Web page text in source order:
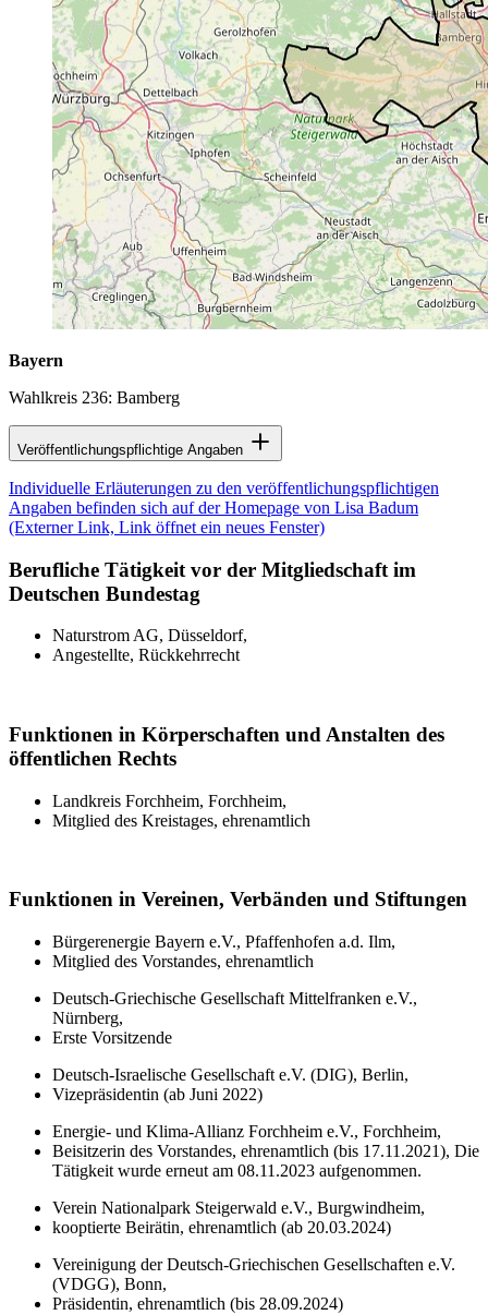
Bayern
Wahlkreis 236: Bamberg
Veröffentlichungspflichtige Angaben
Individuelle Erläuterungen zu den veröffentlichungspflichtigen
Angaben befinden sich auf der Homepage von Lisa Badum
(Externer Link, Link öffnet ein neues Fenster)
Berufliche Tätigkeit vor der Mitgliedschaft im
Deutschen Bundestag
Naturstrom AG, Düsseldorf,
Angestellte, Rückkehrrecht
Funktionen in Körperschaften und Anstalten des
öffentlichen Rechts
Landkreis Forchheim, Forchheim,
Mitglied des Kreistages, ehrenamtlich
Funktionen in Vereinen, Verbänden und Stiftungen
Bürgerenergie Bayern e.V., Pfaffenhofen a.d. Ilm,
Mitglied des Vorstandes, ehrenamtlich
Deutsch-Griechische Gesellschaft Mittelfranken e.V.,
Nürnberg,
Erste Vorsitzende
Deutsch-Israelische Gesellschaft e.V. (DIG), Berlin,
Vizepräsidentin (ab Juni 2022)
Energie- und Klima-Allianz Forchheim e.V., Forchheim,
Beisitzerin des Vorstandes, ehrenamtlich (bis 17.11.2021), Die
Tätigkeit wurde erneut am 08.11.2023 aufgenommen.
Verein Nationalpark Steigerwald e.V., Burgwindheim,
kooptierte Beirätin, ehrenamtlich (ab 20.03.2024)
Vereinigung der Deutsch-Griechischen Gesellschaften e.V.
(VDGG), Bonn,
Präsidentin, ehrenamtlich (bis 28.09.2024)